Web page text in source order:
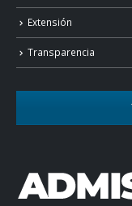
Extensión
Transparencia